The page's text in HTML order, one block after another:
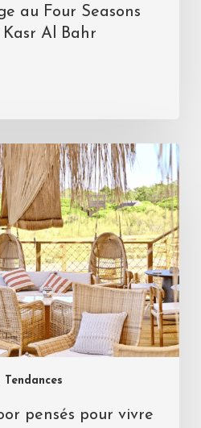
au Four Seasons
Al Bahr
Tendances
pensés pour vivre